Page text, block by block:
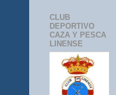
CLUB
DEPORTIVO
CAZA Y PESCA
LINENSE